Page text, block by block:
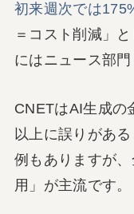
初来週次では
＝コスト削減」
にはニュース部
CNETはAI生成
以上に誤りがあ
例もありますが
用」が主流です。